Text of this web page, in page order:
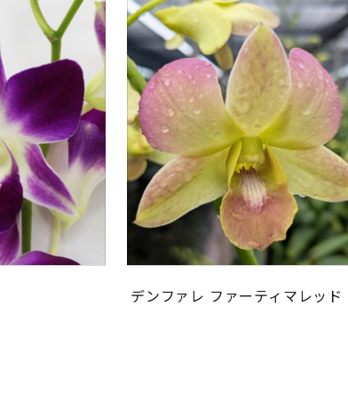
デンファレ ファーティマレッド